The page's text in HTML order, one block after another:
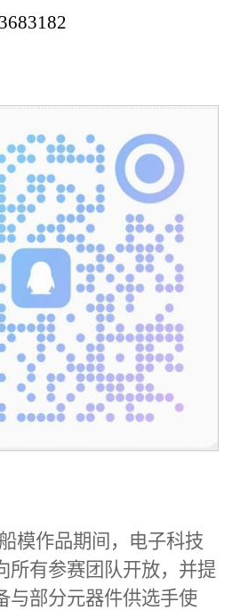
船模作品期间，电子科技
所有参赛团队开放，并提
与部分元器件供选手使